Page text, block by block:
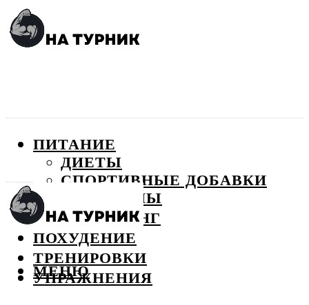
ПИТАНИЕ
ДИЕТЫ
СПОРТИВНЫЕ ДОБАВКИ
ВИТАМИНЫ
БОДИБИЛДИНГ
ПОХУДЕНИЕ
ТРЕНИРОВКИ
УПРАЖНЕНИЯ
МЕНЮ